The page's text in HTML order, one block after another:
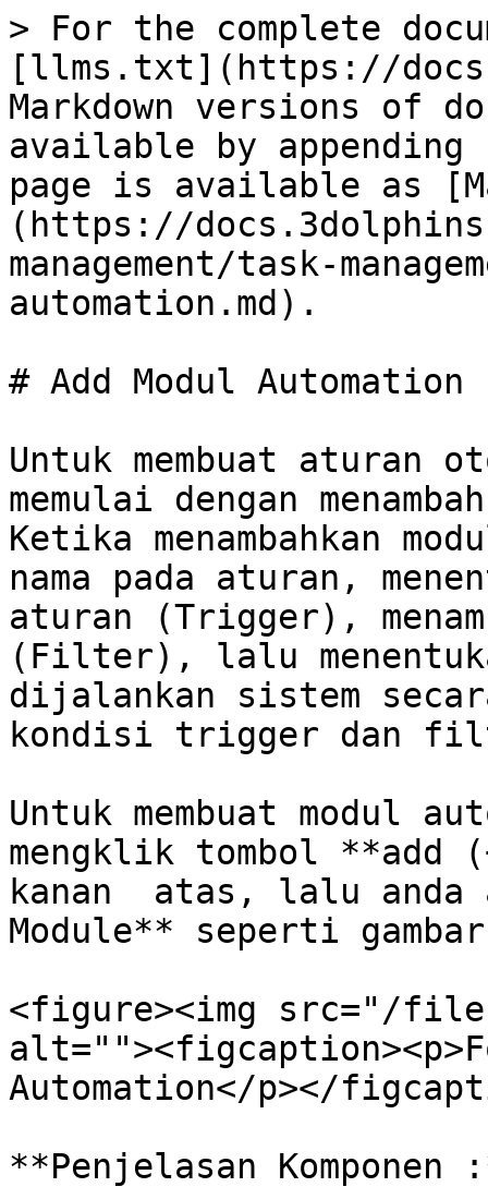
> For the complete
[llms.txt](https://
Markdown versions of
available by
page is available as
(https://
management/task-
automation.md).
# Add Modul Automation
Untuk membuat aturan
memulai dengan
Ketika menambahkan
nama pada aturan,
aturan (Trigger),
(Filter), lalu
dijalankan sistem
kondisi trigger dan
Untuk membuat modul
mengklik tombol **add
kanan  atas, lalu anda
Module** seperti
<figure><img src="/files/
Automation</p></
**Penjelasan Komponen